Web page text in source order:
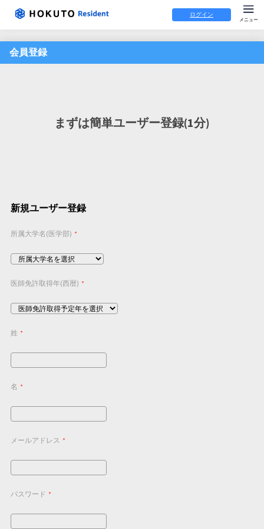
ログイン
会員登録
まずは簡単ユーザー登録(1分)
新規ユーザー登録
所属大学名(医学部) *
医師免許取得年(西暦) *
姓 *
名 *
メールアドレス *
パスワード *